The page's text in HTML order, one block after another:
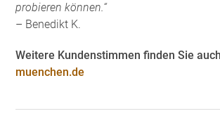
probieren können.“
– Benedikt K.
Weitere Kundenstimmen finden Sie
muenchen.de